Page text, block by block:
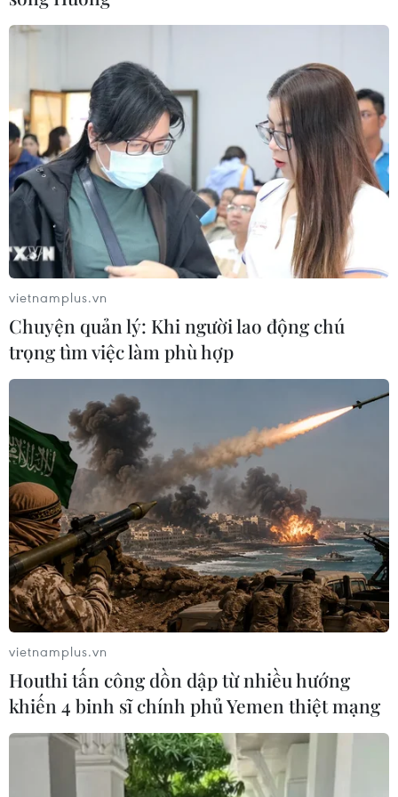
vietnamplus.vn
Chuyện quản lý: Khi người lao động chú
trọng tìm việc làm phù hợp
vietnamplus.vn
Houthi tấn công dồn dập từ nhiều hướng
khiến 4 binh sĩ chính phủ Yemen thiệt mạng